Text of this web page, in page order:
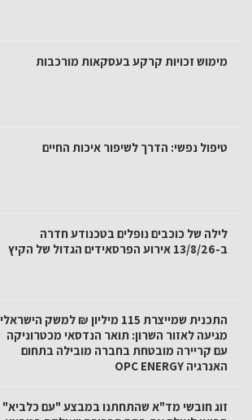
מימוש זכויות קרקע בעסקאות מורכבות
טיפול נפשי: הדרך לשיפור איכות החיים
לילה של כוכבים נופלים בטכנודע חדרה
ב-13/8/26 אירוע הפרסאידים הגדול של הקיץ
התכנית שמייצרת 115 מיליון ₪ למשק הישראלי
מגיעה לאזור השרון: תואר הנדסאי מכטרוניקה
עם קריירה מובטחת בחברה מובילה בתחום
האנרגיה OPC ENERGY
זוג חובשי מד"א שהתחתנו במבצע "עם כלביא"